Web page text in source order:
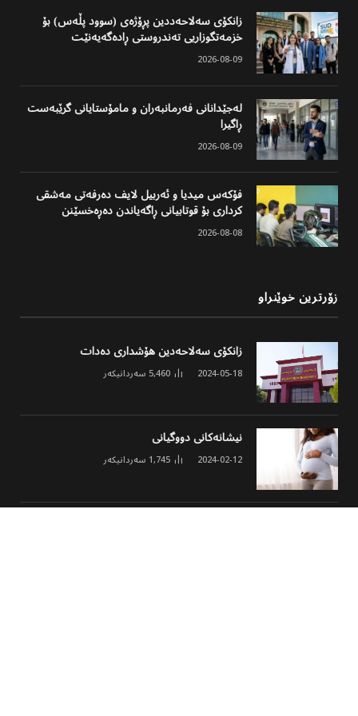
زانکۆی سەلاحەددین پڕۆژەی (سوود پڵەس) بۆ
خزمەتگوزاریی تەندروستی ڕادەگەیەنێت
2026-08-09
لەجێدانانی فەرمانبەران و مامۆستایانی گرێبەست
ڕاگیرا
2026-08-09
فۆکەس میدیا و ئەربیل لایف دەرفەتی مەشقی
کرداری بۆ قوتابیانی ڕاگەیاندن دەڕەخسێنن
2026-08-08
زۆرترین خوێنراو
زانکۆی سەلاحەدین هۆشداری دەدات
2024-05-18
5,460 سەردانیکەر
نیشانەکانی دووگیانی
2024-02-12
1,745 سەردانیکەر